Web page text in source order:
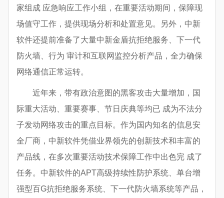
家组成 应急响应工作小组，在重要活动期间，保障现
场值守工作，提供现场分析和处置意见。另外，中新
软件还提前准备了大量中新金盾抗拒绝服务、下一代
防火墙、行为 审计和互联网监控分析产品，全力确保
网络通信正常运转。
近年来，带有政治意图的黑客攻击大量增加，国
际重大活动、重要赛事、节日庆典等均已 成为不法分
子发动网络攻击的重点目标。作为国内知名的信息安
全厂商，中新软件凭借业界领先的创新技术和丰富的
产品线，在多次重要活动技术保障工作中出色完 成了
任务。中新软件的APT高级持续性防护系统、单台增
强型百G抗拒绝服务系统、下一代防火墙系统等产品，